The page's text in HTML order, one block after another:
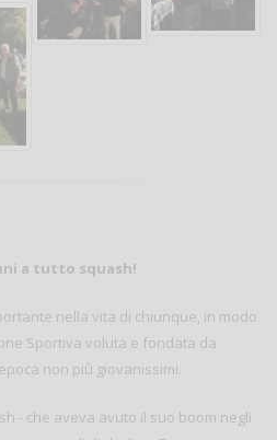
a tutto squash!
nella vita di chiunque, in modo
Sportiva voluta e fondata da
non più giovanissimi.
- che aveva avuto il suo boom negli